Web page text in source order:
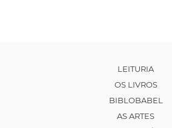
LEITURIA
OS LIVROS
BIBLOBABEL
AS ARTES